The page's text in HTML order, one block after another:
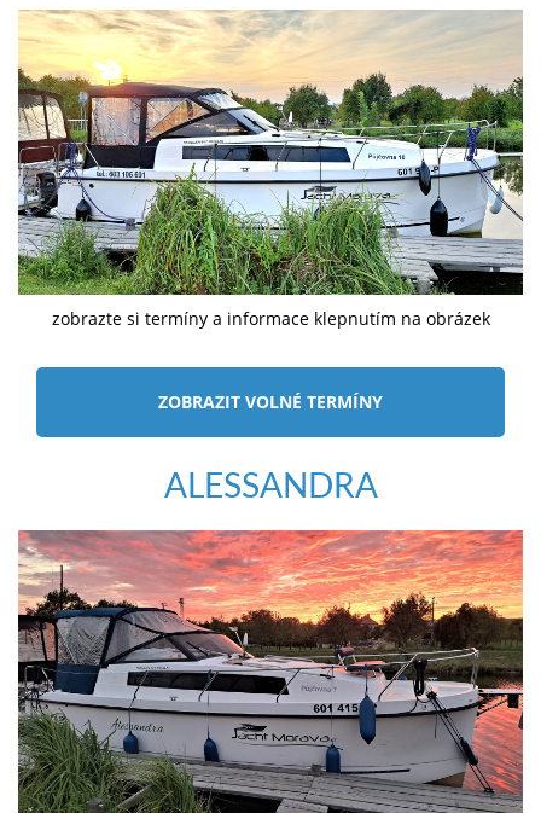
zobrazte si termíny a informace klepnutím na obrázek
ZOBRAZIT VOLNÉ TERMÍNY
ALESSANDRA